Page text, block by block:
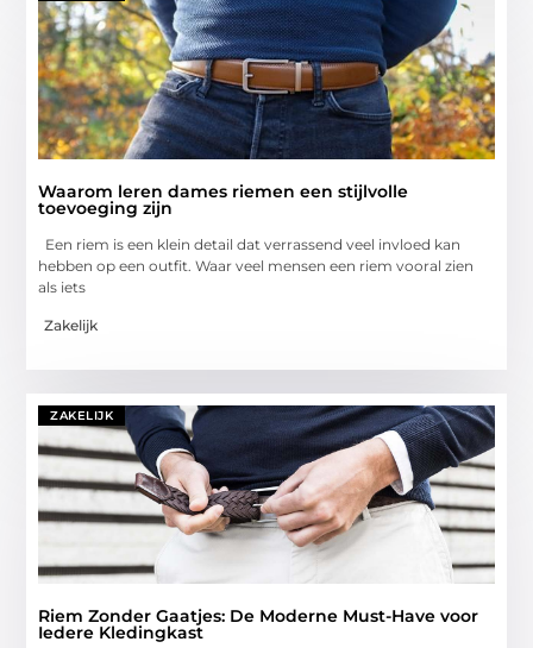
Waarom leren dames riemen een stijlvolle
toevoeging zijn
Een riem is een klein detail dat verrassend veel invloed kan
hebben op een outfit. Waar veel mensen een riem vooral zien
als iets
Zakelijk
ZAKELIJK
Riem Zonder Gaatjes: De Moderne Must-Have voor
Iedere Kledingkast